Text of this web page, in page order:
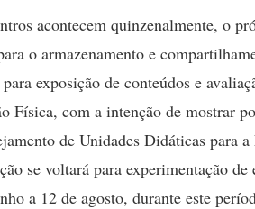
acontecem quinzenalmente, o
o armazenamento e
exposição de conteúdos e
Física, com a intenção de mostrar
de Unidades Didáticas para
se voltará para experimentação
a 12 de agosto, durante este